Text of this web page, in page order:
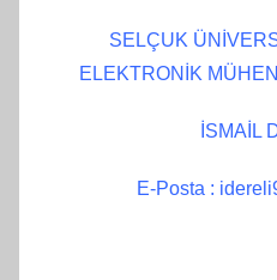
SELÇUK
ELEKTRONİK
İSMAİL
E-Posta :